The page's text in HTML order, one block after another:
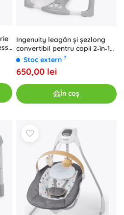
Ingenuity leagăn și șezlong
convertibil pentru copii 2‑în‑1
Swell cu vibrații și melodii
Stoc extern ?
650,00 lei
În coș